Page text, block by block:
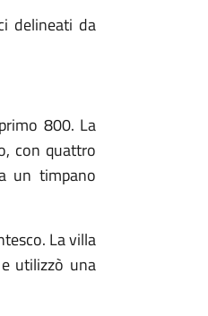
delineati da
800. La
con quattro
un timpano
La villa
utilizzò una